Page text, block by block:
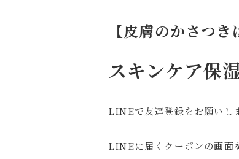
【皮膚のかさつ
スキンケア保
LINEで友達登録をお願いし
LINEに届くクーポンの画面